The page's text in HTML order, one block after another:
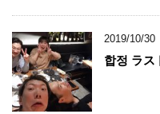
2019/10/30
합정 ラス